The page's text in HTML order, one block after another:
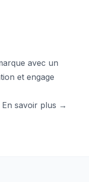
avec un
et engage
En savoir plus →